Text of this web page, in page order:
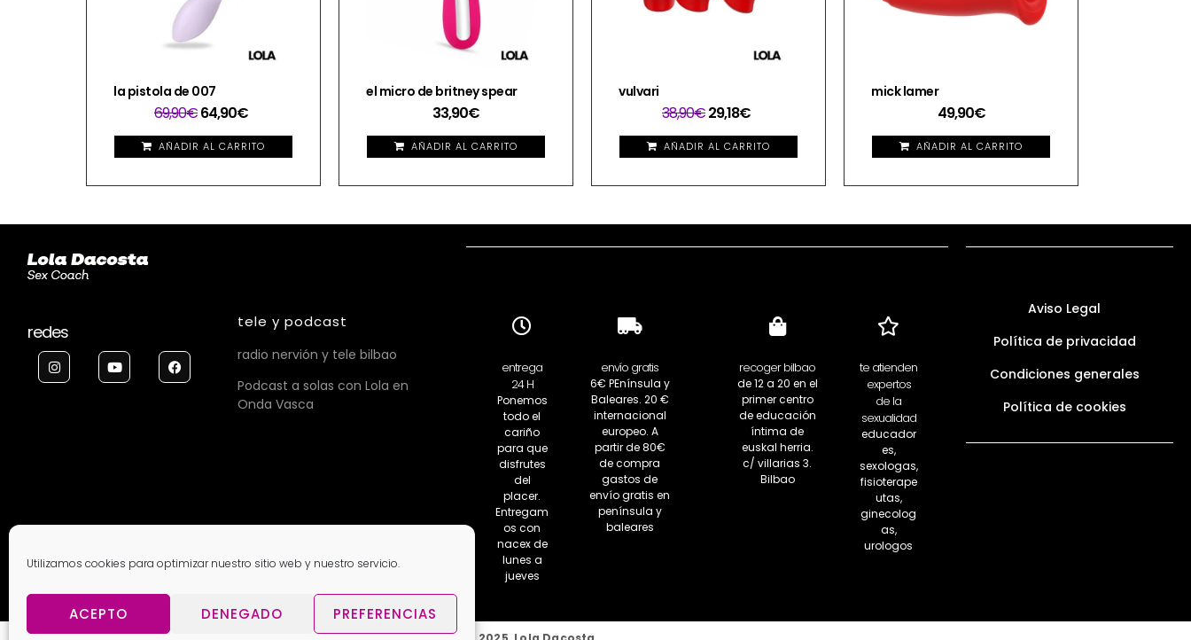
Utilizamos cookies para optimizar nuestro sitio web y nuestro servicio.
ACEPTO DENEGADO PREFERENCIAS
la pistola de 007
69,90€64,90€
AÑADIR AL CARRITO
el micro de britney spear
33,90€
AÑADIR AL CARRITO
vulvari
38,90€29,18€
AÑADIR AL CARRITO
mick lamer
49,90€
AÑADIR AL CARRITO
redes tele y podcast
radio nervión y tele bilbao
Podcast a solas con Lola en
Onda Vasca
entrega
24 H
Ponemos
todo el
cariño
para que
disfrutes
del
placer.
Entregam
os con
nacex de
lunes a
jueves
envío gratis
6€ PEnínsula y
Baleares. 20 €
internacional
europeo. A
partir de 80€
de compra
gastos de
envío gratis en
península y
baleares
recoger bilbao
de 12 a 20 en el
primer centro
de educación
íntima de
euskal herria.
c/ villarias 3.
Bilbao
te atienden
expertos
de la
sexualidad
educador
es,
sexologas,
fisioterape
utas,
ginecolog
as,
urologos
Aviso Legal
Política de privacidad
Condiciones generales
Política de cookies